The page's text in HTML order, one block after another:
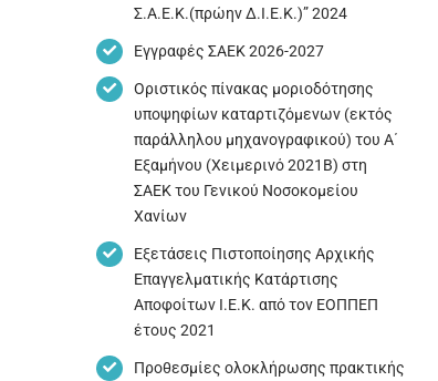
Σ.Α.Ε.Κ.(πρώην Δ.Ι.Ε.Κ.)” 2024
Εγγραφές ΣΑΕΚ 2026-2027
Οριστικός πίνακας μοριοδότησης
υποψηφίων καταρτιζόμενων (εκτός
παράλληλου μηχανογραφικού) του Α΄
Εξαμήνου (Χειμερινό 2021Β) στη
ΣΑΕΚ του Γενικού Νοσοκομείου
Χανίων
Εξετάσεις Πιστοποίησης Αρχικής
Επαγγελματικής Κατάρτισης
Αποφοίτων Ι.Ε.Κ. από τον ΕΟΠΠΕΠ
έτους 2021
Προθεσμίες ολοκλήρωσης πρακτικής